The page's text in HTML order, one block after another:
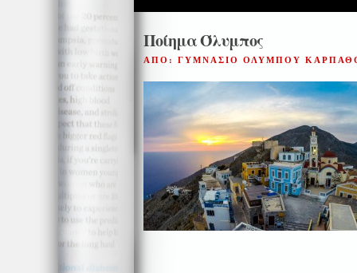
Ποίημα Όλυμπος
ΑΠΟ: ΓΥΜΝΑΣΙΟ ΟΛΥΜΠΟΥ